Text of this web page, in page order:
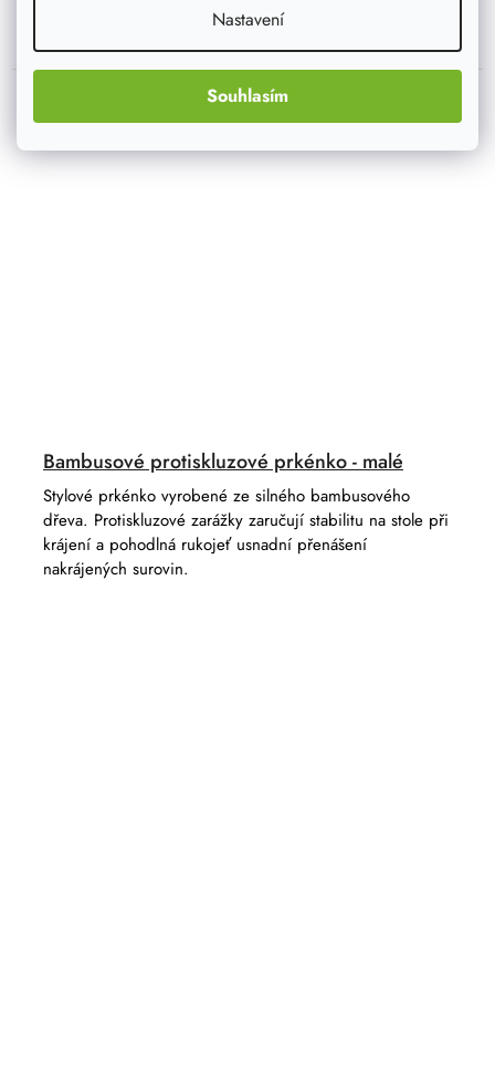
Nastavení
Souhlasím
Bambusové protiskluzové prkénko - malé
Stylové prkénko vyrobené ze silného bambusového
dřeva. Protiskluzové zarážky zaručují stabilitu na stole při
krájení a pohodlná rukojeť usnadní přenášení
nakrájených surovin.